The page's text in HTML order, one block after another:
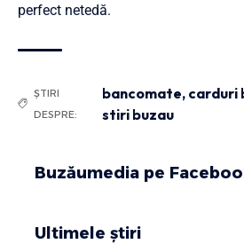
perfect netedă.
ȘTIRI
DESPRE:
bancomate, carduri
stiri buzau
Buzăumedia pe
Ultimele știri